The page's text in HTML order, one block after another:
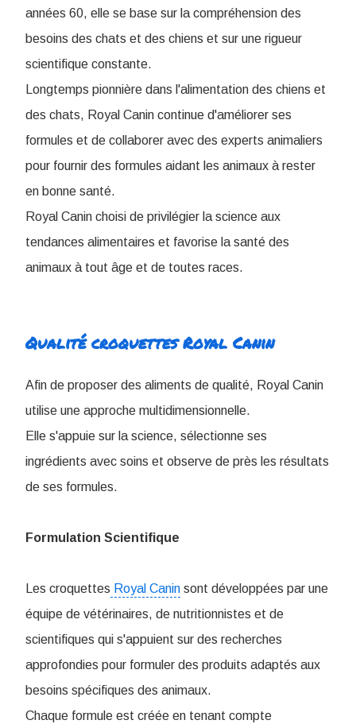
années 60, elle se base sur la compréhension des
besoins des chats et des chiens et sur une rigueur
scientifique constante.
Longtemps pionnière dans l'alimentation des chiens et
des chats, Royal Canin continue d'améliorer ses
formules et de collaborer avec des experts animaliers
pour fournir des formules aidant les animaux à rester
en bonne santé.
Royal Canin choisi de privilégier la science aux
tendances alimentaires et favorise la santé des
animaux à tout âge et de toutes races.
Qualité croquettes Royal Canin
Afin de proposer des aliments de qualité, Royal Canin
utilise une approche multidimensionnelle.
Elle s'appuie sur la science, sélectionne ses
ingrédients avec soins et observe de près les résultats
de ses formules.
Formulation Scientifique
Les croquettes Royal Canin sont développées par une
équipe de vétérinaires, de nutritionnistes et de
scientifiques qui s'appuient sur des recherches
approfondies pour formuler des produits adaptés aux
besoins spécifiques des animaux.
Chaque formule est créée en tenant compte